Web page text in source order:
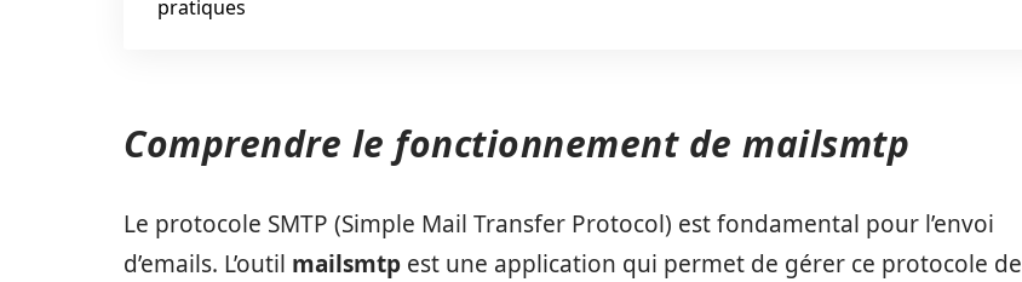
pratiques
Comprendre le fonctionnement de mailsmtp
Le protocole SMTP (Simple Mail Transfer Protocol) est fondamental pour l’envoi
d’emails. L’outil mailsmtp est une application qui permet de gérer ce protocole de